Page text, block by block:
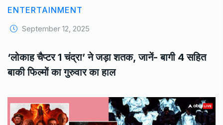
ENTERTAINMENT
September 12, 2025
‘लोकाह चैप्टर 1 चंद्रा’ ने जड़ा शतक, जानें- बागी 4 सहित
बाकी फिल्मों का गुरुवार का हाल